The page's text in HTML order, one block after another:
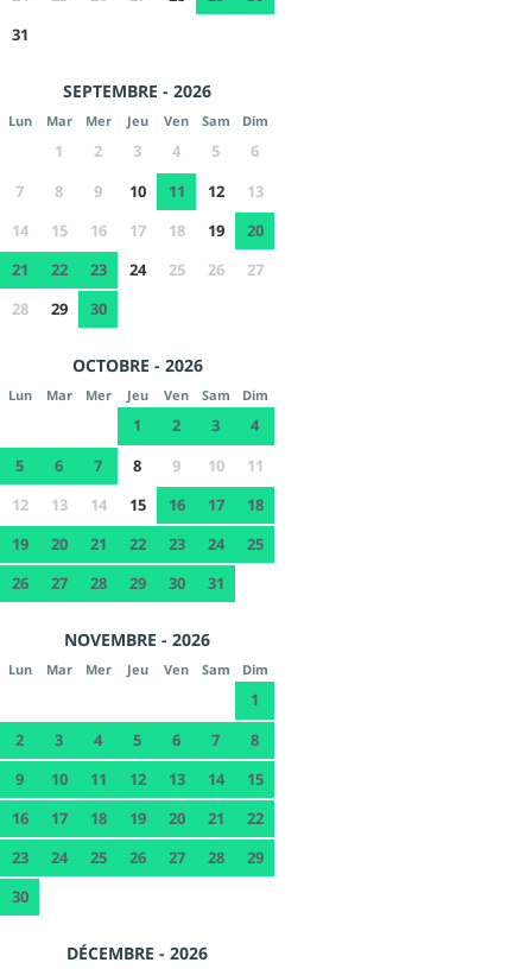
31
SEPTEMBRE - 2026
Lun Mar Mer Jeu Ven Sam Dim
1 2 3 4 5
6
7
8 9 10 11 12
13
14
15 16 17 18 19
20
21
22 23 24 25 26
27
28
29 30
OCTOBRE - 2026
Lun Mar Mer Jeu Ven Sam Dim
1 2 3
4
5
6 7 8 9 10
11
12
13 14 15 16 17
18
19
20 21 22 23 24
25
26
27 28 29 30 31
NOVEMBRE - 2026
Lun Mar Mer Jeu Ven Sam Dim
1
2
3 4 5 6 7
8
9
10 11 12 13 14
15
16
17 18 19 20 21
22
23
24 25 26 27 28
29
30
DÉCEMBRE - 2026